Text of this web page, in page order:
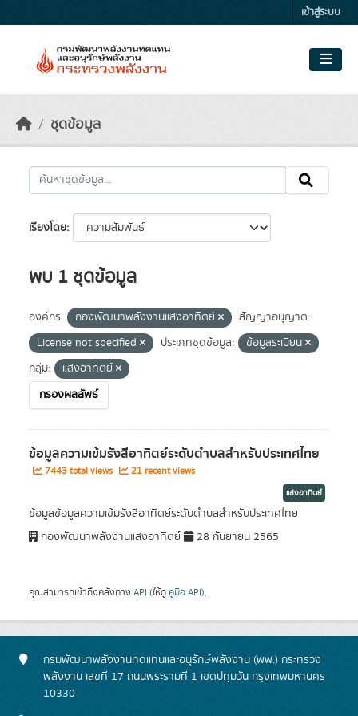
เข้าสู่ระบบ
ชุดข้อมูล
เรียงโดย
พบ 1 ชุดข้อมูล
องค์กร: กองพัฒนาพลังงานแสงอาทิตย์
สัญญาอนุญาต:
License not specified
ประเภทชุดข้อมูล:
ข้อมูลระเบียน
กลุ่ม:
แสงอาทิตย์
กรองผลลัพธ์
ข้อมูลความเข้มรังสีอาทิตย์ระดับตำบลสำหรับประเทศไทย
7443 total views 21 recent views
แสงอาทิตย์
ข้อมูลข้อมูลความเข้มรังสีอาทิตย์ระดับตำบลสำหรับประเทศไทย
กองพัฒนาพลังงานแสงอาทิตย์
28 กันยายน 2565
คุณสามารถเข้าถึงคลังทาง API (ให้ดู คู่มือ API).
กรมพัฒนาพลังงานทดแทนและอนุรักษ์พลังงาน (พพ.) กระทรวง
พลังงาน เลขที่ 17 ถนนพระรามที่ 1 เขตปทุมวัน กรุงเทพมหานคร
10330